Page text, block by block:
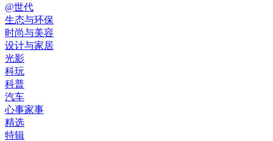
@世代
生态与环保
时尚与美容
设计与家居
光影
科玩
科普
汽车
心事家事
精选
特辑